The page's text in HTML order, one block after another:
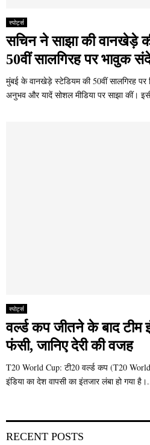
स्पोर्ट्स
सचिन ने साझा की वानखेड़े
50वीं सालगिरह पर भावुक
मुंबई के वानखेड़े स्टेडियम की 50वीं सालगिरह
अनुभव और यादें सोशल मीडिया पर साझा कीं।
स्पोर्ट्स
वर्ल्ड कप जीतने के बाद टीम
फंसी, जानिए देरी की वजह
T20 World Cup: टी20 वर्ल्ड कप (T20
इंडिया का देश वापसी का इंतजार लंबा हो गया
RECENT POSTS